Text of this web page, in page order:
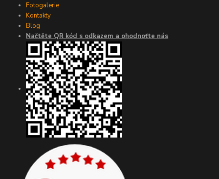
Fotogalerie
Kontakty
Blog
Načtěte QR kód s odkazem a ohodnoťte nás